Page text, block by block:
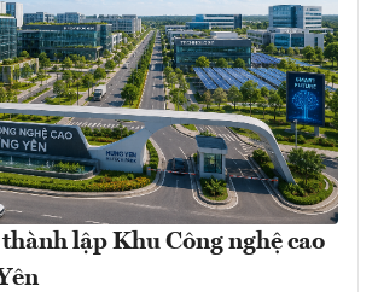
lập Khu Công nghệ cao